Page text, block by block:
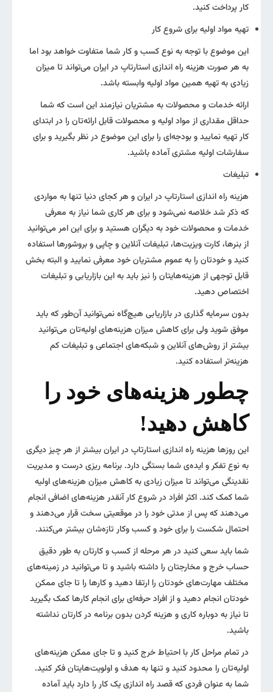
کار پرداخت کنید.
تهیه مواد اولیه برای شروع کار
این موضوع با توجه به نوع کسب و کار شما متفاوت خواهد بود اما
به هر صورت هزینه راه اندازی استارتاپ در ایران می‌تواند تا میزان
زیادی به تهیه همین مواد اولیه وابسته باشد.
ارائه خدمات و محصولات به مشتریان نیازمند این است که شما
حداقل مقداری از مواد اولیه و محصولات قابل ارائه‌تان را در ابتدای
کار تهیه نمایید و بودجه‌ای را برای این موضوع در نظر بگیرید و برای
سفارشات اولیه مشتری آماده باشید.
تبلیغات
هزینه راه اندازی استارتاپ در ایران و هر کجای دنیا تنها به مواردی
که ذکر شد خلاصه نمی‌شود و برای هر کاری شما نیاز به معرفی
خدمات و محصولات خود به دیگران هستید و برای این امر می‌توانید
از بنرها، کارت ویزیت‌ها، تبلیغات آنلاین و چاپی و بروشورها استفاده
کنید و خودتان را به عموم مشتریان خود معرفی نمایید و البته بخش
قابل توجهی از هزینه‌هایتان را نیز باید به این بازاریابی و تبلیغات
اختصاص دهید.
بدون سرمایه گذاری در بازاریابی هیچ‌گاه نمی‌توانید آن‌طور که باید
موفق شوید ولی برای کاهش میزان هزینه‌های اولیه‌تان می‌توانید
بیشتر از روش‌های آنلاین و شبکه‌های اجتماعی و تبلیغات کم
هزینه‌تر استفاده کنید.
چطور هزینه‌های خود را
کاهش دهید!
این روزها هزینه راه اندازی استارتاپ در ایران بیشتر از هر چیز دیگری
به نوع تفکر و ایده‌‌ی شما بستگی دارد. برنامه ریزی درست و مدیریت
نقدینگی می‌تواند تا میزان زیادی به کاهش میزان هزینه‌های اولیه
شما کمک کند. اکثر افراد در شروع کار آنقدر هزینه‌های اضافی انجام
می‌دهند که پس از مدتی خود را در موقعیتی سخت قرار می‌دهند و
احتمال شکست را برای خود و کسب وکار تازه‌شان بیشتر می‌کنند.
شما باید سعی کنید در هر مرحله از کسب و کارتان به طور دقیق
حساب خرج و مخارجتان را داشته باشید و تا می‌توانید در زمینه‌های
مختلف مهارت‌های خودتان را ارتقا دهید و کارها را تا جای ممکن
خودتان انجام دهید و از افراد حرفه‌ای برای انجام کارها کمک بگیرید
تا نیاز به دوباره کاری و هزینه کردن بدون برنامه در کارتان نداشته
باشید.
در تمام مراحل کار با احتیاط خرج کنید و تا جای ممکن هزینه‌های
اولیه‌تان را محدود کنید و تنها به هدف و اولویت‌هایتان فکر کنید.
شما به عنوان فردی که قصد راه اندازی یک کار را دارد باید آماده